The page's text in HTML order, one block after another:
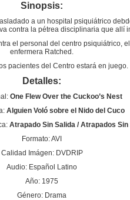
Sinopsis:
a un hospital psiquiátrico
contra la pétrea disciplinaria que allí
el personal del centro psiquiátrico,
enfermera Ratched.
pacientes del Centro estará en juego.
Detalles:
One Flew Over the Cuckoo’s Nest
Alguien Voló sobre el Nido del Cuco
Atrapado Sin Salida / Atrapados Sin
Formato: AVI
Calidad Imágen: DVDRIP
Audio: Español Latino
Año: 1975
Género: Drama